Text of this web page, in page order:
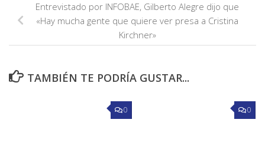
Entrevistado por INFOBAE, Gilberto Alegre dijo que
«Hay mucha gente que quiere ver presa a Cristina
Kirchner»
TAMBIÉN TE PODRÍA GUSTAR...
0 0